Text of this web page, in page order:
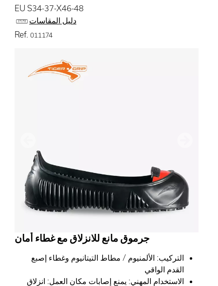
EU S34-37-X46-48
دليل المقاسات
Ref. 011174
جرموق مانع للانزلاق مع غطاء أمان
التركيب: الألمنيوم / مطاط التيتانيوم وغطاء إصبع
القدم الواقي
الاستخدام المهني: يمنع إصابات مكان العمل: انزلاق